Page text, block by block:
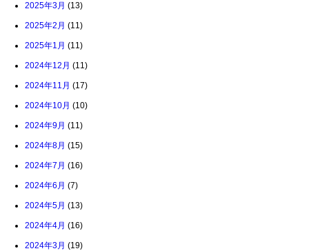
2025年3月 (13)
2025年2月 (11)
2025年1月 (11)
2024年12月 (11)
2024年11月 (17)
2024年10月 (10)
2024年9月 (11)
2024年8月 (15)
2024年7月 (16)
2024年6月 (7)
2024年5月 (13)
2024年4月 (16)
2024年3月 (19)